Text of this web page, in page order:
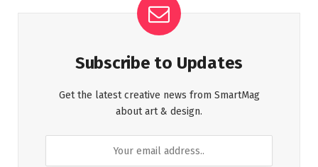
Subscribe to Updates
Get the latest creative news from SmartMag
about art & design.